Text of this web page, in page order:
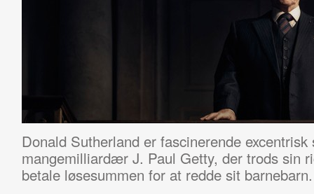
Donald Sutherland er fascinerende
mangemilliardær J. Paul Getty, der trods sin
betale løsesummen for at redde sit barnebarn.